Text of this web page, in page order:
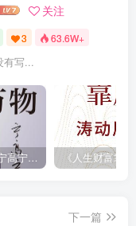
关注
3 63.6W+
有写...
《三生万物》宁高宁（epub+mobi+azw3+pdf）
下一篇